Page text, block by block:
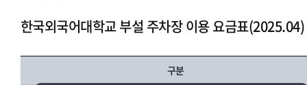
한국외국어대학교 부설 주차장 이용 요금표(2025.04)
구분